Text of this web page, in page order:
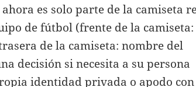
ahora es solo parte de la camiseta
de fútbol (frente de la camiseta:
de la camiseta: nombre del
decisión si necesita a su persona
identidad privada o apodo